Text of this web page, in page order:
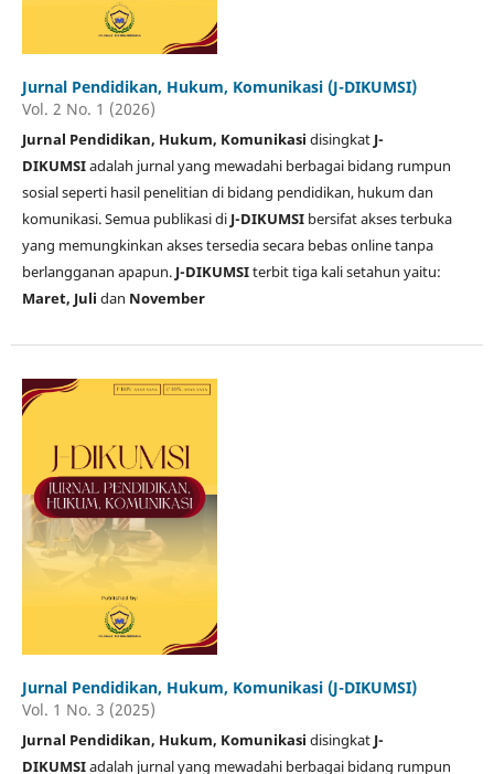
Jurnal Pendidikan, Hukum, Komunikasi (J-DIKUMSI)
Vol. 2 No. 1 (2026)
Jurnal Pendidikan, Hukum, Komunikasi disingkat J-
DIKUMSIadalah jurnal yang mewadahi berbagai bidang rumpun
sosial seperti hasil penelitian di bidang pendidikan, hukum dan
komunikasi. Semua publikasi di J-DIKUMSI bersifat akses terbuka
yang memungkinkan akses tersedia secara bebas online tanpa
berlangganan apapun. J-DIKUMSIterbit tiga kali setahun yaitu:
Maret, Juli dan November
Jurnal Pendidikan, Hukum, Komunikasi (J-DIKUMSI)
Vol. 1 No. 3 (2025)
Jurnal Pendidikan, Hukum, Komunikasi disingkat J-
DIKUMSIadalah jurnal yang mewadahi berbagai bidang rumpun